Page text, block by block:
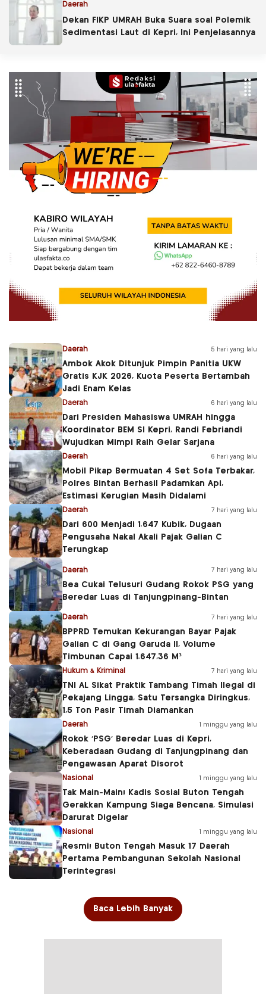
Daerah
Dekan FIKP UMRAH Buka Suara soal Polemik
Sedimentasi Laut di Kepri, Ini Penjelasannya
Daerah 5 hari yang lalu
Ambok Akok Ditunjuk Pimpin Panitia UKW
Gratis KJK 2026, Kuota Peserta Bertambah
Jadi Enam Kelas
Daerah 6 hari yang lalu
Dari Presiden Mahasiswa UMRAH hingga
Koordinator BEM SI Kepri, Randi Febriandi
Wujudkan Mimpi Raih Gelar Sarjana
Daerah 6 hari yang lalu
Mobil Pikap Bermuatan 4 Set Sofa Terbakar,
Polres Bintan Berhasil Padamkan Api,
Estimasi Kerugian Masih Didalami
Daerah 7 hari yang lalu
Dari 600 Menjadi 1.647 Kubik, Dugaan
Pengusaha Nakal Akali Pajak Galian C
Terungkap
Daerah 7 hari yang lalu
Bea Cukai Telusuri Gudang Rokok PSG yang
Beredar Luas di Tanjungpinang-Bintan
Daerah 7 hari yang lalu
BPPRD Temukan Kekurangan Bayar Pajak
Galian C di Gang Garuda II, Volume
Timbunan Capai 1.647,36 M³
Hukum & Kriminal 7 hari yang lalu
TNI AL Sikat Praktik Tambang Timah Ilegal di
Pekajang Lingga, Satu Tersangka Diringkus,
1,5 Ton Pasir Timah Diamankan
Daerah 1 minggu yang lalu
Rokok ‘PSG’ Beredar Luas di Kepri,
Keberadaan Gudang di Tanjungpinang dan
Pengawasan Aparat Disorot
Nasional 1 minggu yang lalu
Tak Main-Main! Kadis Sosial Buton Tengah
Gerakkan Kampung Siaga Bencana, Simulasi
Darurat Digelar
Nasional 1 minggu yang lalu
Resmi! Buton Tengah Masuk 17 Daerah
Pertama Pembangunan Sekolah Nasional
Terintegrasi
Baca Lebih Banyak